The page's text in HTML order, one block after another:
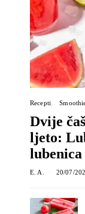
Recepti
Dvije
ljeto:
lubenica
E. A. 20/07/